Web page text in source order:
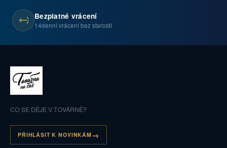
Bezplatné vrácení
14denní vrácení bez starostí
CO SE DĚJE V TOVÁRNĚ?
PŘIHLÁSIT K NOVINKÁM